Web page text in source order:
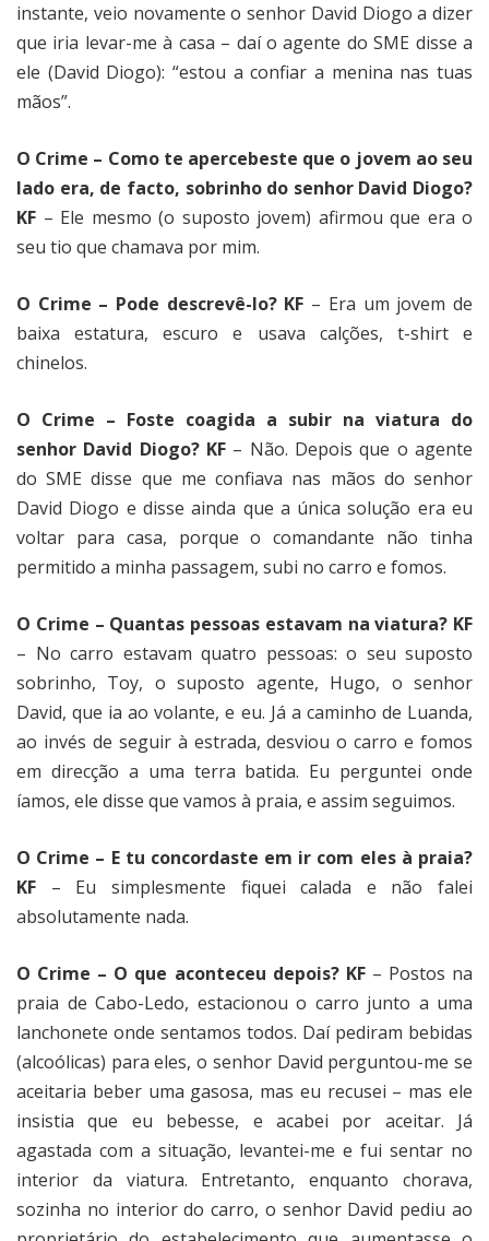
instante, veio novamente o senhor David Diogo a dizer
que iria levar-me à casa – daí o agente do SME disse a
ele (David Diogo): “estou a confiar a menina nas tuas
mãos”.
O Crime – Como te apercebeste que o jovem ao seu
lado era, de facto, sobrinho do senhor David Diogo?
KF – Ele mesmo (o suposto jovem) afirmou que era o
seu tio que chamava por mim.
O Crime – Pode descrevê-lo? KF – Era um jovem de
baixa estatura, escuro e usava calções, t-shirt e
chinelos.
O Crime – Foste coagida a subir na viatura do
senhor David Diogo? KF – Não. Depois que o agente
do SME disse que me confiava nas mãos do senhor
David Diogo e disse ainda que a única solução era eu
voltar para casa, porque o comandante não tinha
permitido a minha passagem, subi no carro e fomos.
O Crime – Quantas pessoas estavam na viatura? KF
– No carro estavam quatro pessoas: o seu suposto
sobrinho, Toy, o suposto agente, Hugo, o senhor
David, que ia ao volante, e eu. Já a caminho de Luanda,
ao invés de seguir à estrada, desviou o carro e fomos
em direcção a uma terra batida. Eu perguntei onde
íamos, ele disse que vamos à praia, e assim seguimos.
O Crime – E tu concordaste em ir com eles à praia?
KF – Eu simplesmente fiquei calada e não falei
absolutamente nada.
O Crime – O que aconteceu depois? KF– Postos na
praia de Cabo-Ledo, estacionou o carro junto a uma
lanchonete onde sentamos todos. Daí pediram bebidas
(alcoólicas) para eles, o senhor David perguntou-me se
aceitaria beber uma gasosa, mas eu recusei – mas ele
insistia que eu bebesse, e acabei por aceitar. Já
agastada com a situação, levantei-me e fui sentar no
interior da viatura. Entretanto, enquanto chorava,
sozinha no interior do carro, o senhor David pediu ao